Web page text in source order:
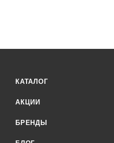
КАТАЛОГ
АКЦИИ
БРЕНДЫ